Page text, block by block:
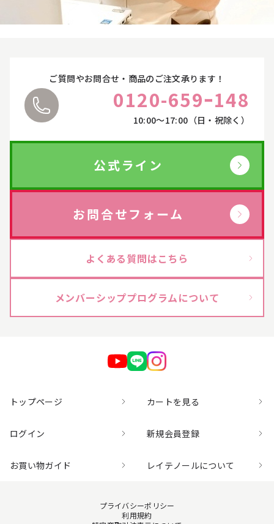
サプリ・食品
ライフスタイル・雑貨
衣類
ご質問やお問合せ・商品のご注文承ります！
0120-659ｰ148
10:00〜17:00（日・祝除く）
公式ライン
お問合せフォーム
よくある質問はこちら
メンバーシッププログラムについて
トップページ カートを見る
ログイン 新規会員登録
お買い物ガイド レイテノールについて
プライバシーポリシー
利用規約